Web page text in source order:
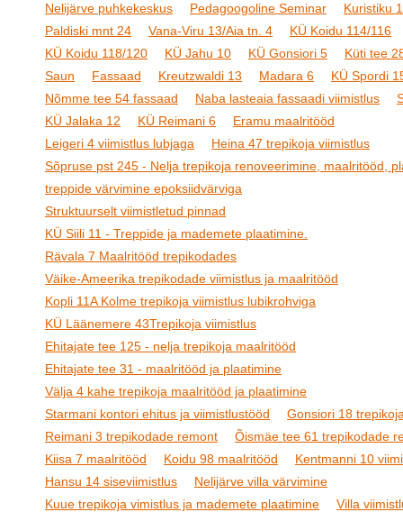
Nelijärve puhkekeskus
Pedagoogoline Seminar
Kuristiku
Paldiski mnt 24
Vana-Viru 13/Aia tn. 4
KÜ Koidu 114/116
KÜ Koidu 118/120
KÜ Jahu 10 KÜ Gonsiori 5
Küti tee
Saun
Fassaad Kreutzwaldi 13 Madara 6
KÜ Spordi
Nõmme tee 54 fassaad
Naba lasteaia fassaadi viimistlus
KÜ Jalaka 12
KÜ Reimani 6
Eramu maalritööd
Leigeri 4 viimistlus lubjaga
Heina 47 trepikoja viimistlus
Sõpruse pst 245 - Nelja trepikoja renoveerimine, maalritööd,
treppide värvimine epoksiidvärviga
Struktuurselt viimistletud pinnad
KÜ Siili 11 - Treppide ja mademete plaatimine.
Rävala 7 Maalritööd trepikodades
Väike-Ameerika trepikodade viimistlus ja maalritööd
Kopli 11A Kolme trepikoja viimistlus lubikrohviga
KÜ Läänemere 43Trepikoja viimistlus
Ehitajate tee 125 - nelja trepikoja maalritööd
Ehitajate tee 31 - maalritööd ja plaatimine
Välja 4 kahe trepikoja maalritööd ja plaatimine
Starmani kontori ehitus ja viimistlustööd
Gonsiori 18
Reimani 3 trepikodade remont
Õismäe tee 61 trepikodade
Kiisa 7 maalritööd
Koidu 98 maalritööd
Kentmanni 10
Hansu 14 siseviimistlus
Nelijärve villa värvimine
Kuue trepikoja vimistlus ja mademete plaatimine
Villa